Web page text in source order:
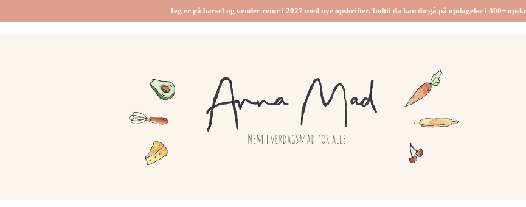
Jeg er på barsel og vender retur i 2027 med nye opskrifter. Indtil da kan du gå på opdagelse i 300+